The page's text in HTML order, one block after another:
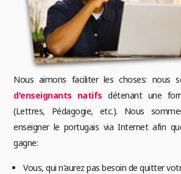
Nous aimons faciliter les choses: nous
d'enseignants natifs détenant une
(Lettres, Pédagogie, etc.). Nous
enseigner le portugais via Internet afin
gagne:
Vous, qui n'aurez pas besoin de quitter